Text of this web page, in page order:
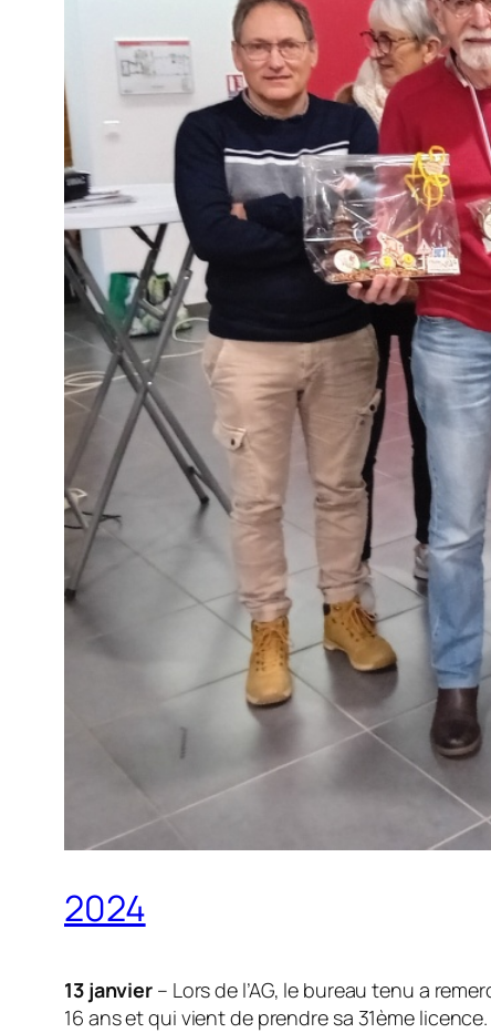
2024
13 janvier – Lors de l’AG, le bureau tenu a
16 ans et qui vient de prendre sa 31ème licence.